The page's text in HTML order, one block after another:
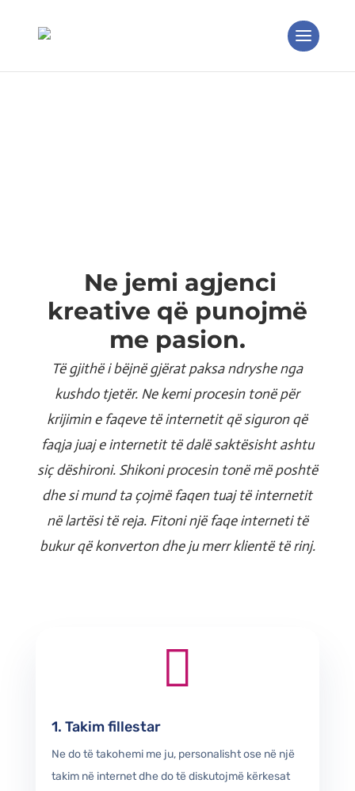
Ne jemi agjenci
kreative që punojmë
me pasion.
Të gjithë i bëjnë gjërat paksa ndryshe nga
kushdo tjetër. Ne kemi procesin tonë për
krijimin e faqeve të internetit që siguron që
faqja juaj e internetit të dalë saktësisht ashtu
siç dëshironi. Shikoni procesin tonë më poshtë
dhe si mund ta çojmë faqen tuaj të internetit
në lartësi të reja. Fitoni një faqe interneti të
bukur që konverton dhe ju merr klientë të rinj.

1. Takim fillestar
Ne do të takohemi me ju, personalisht ose në një
takim në internet dhe do të diskutojmë kërkesat